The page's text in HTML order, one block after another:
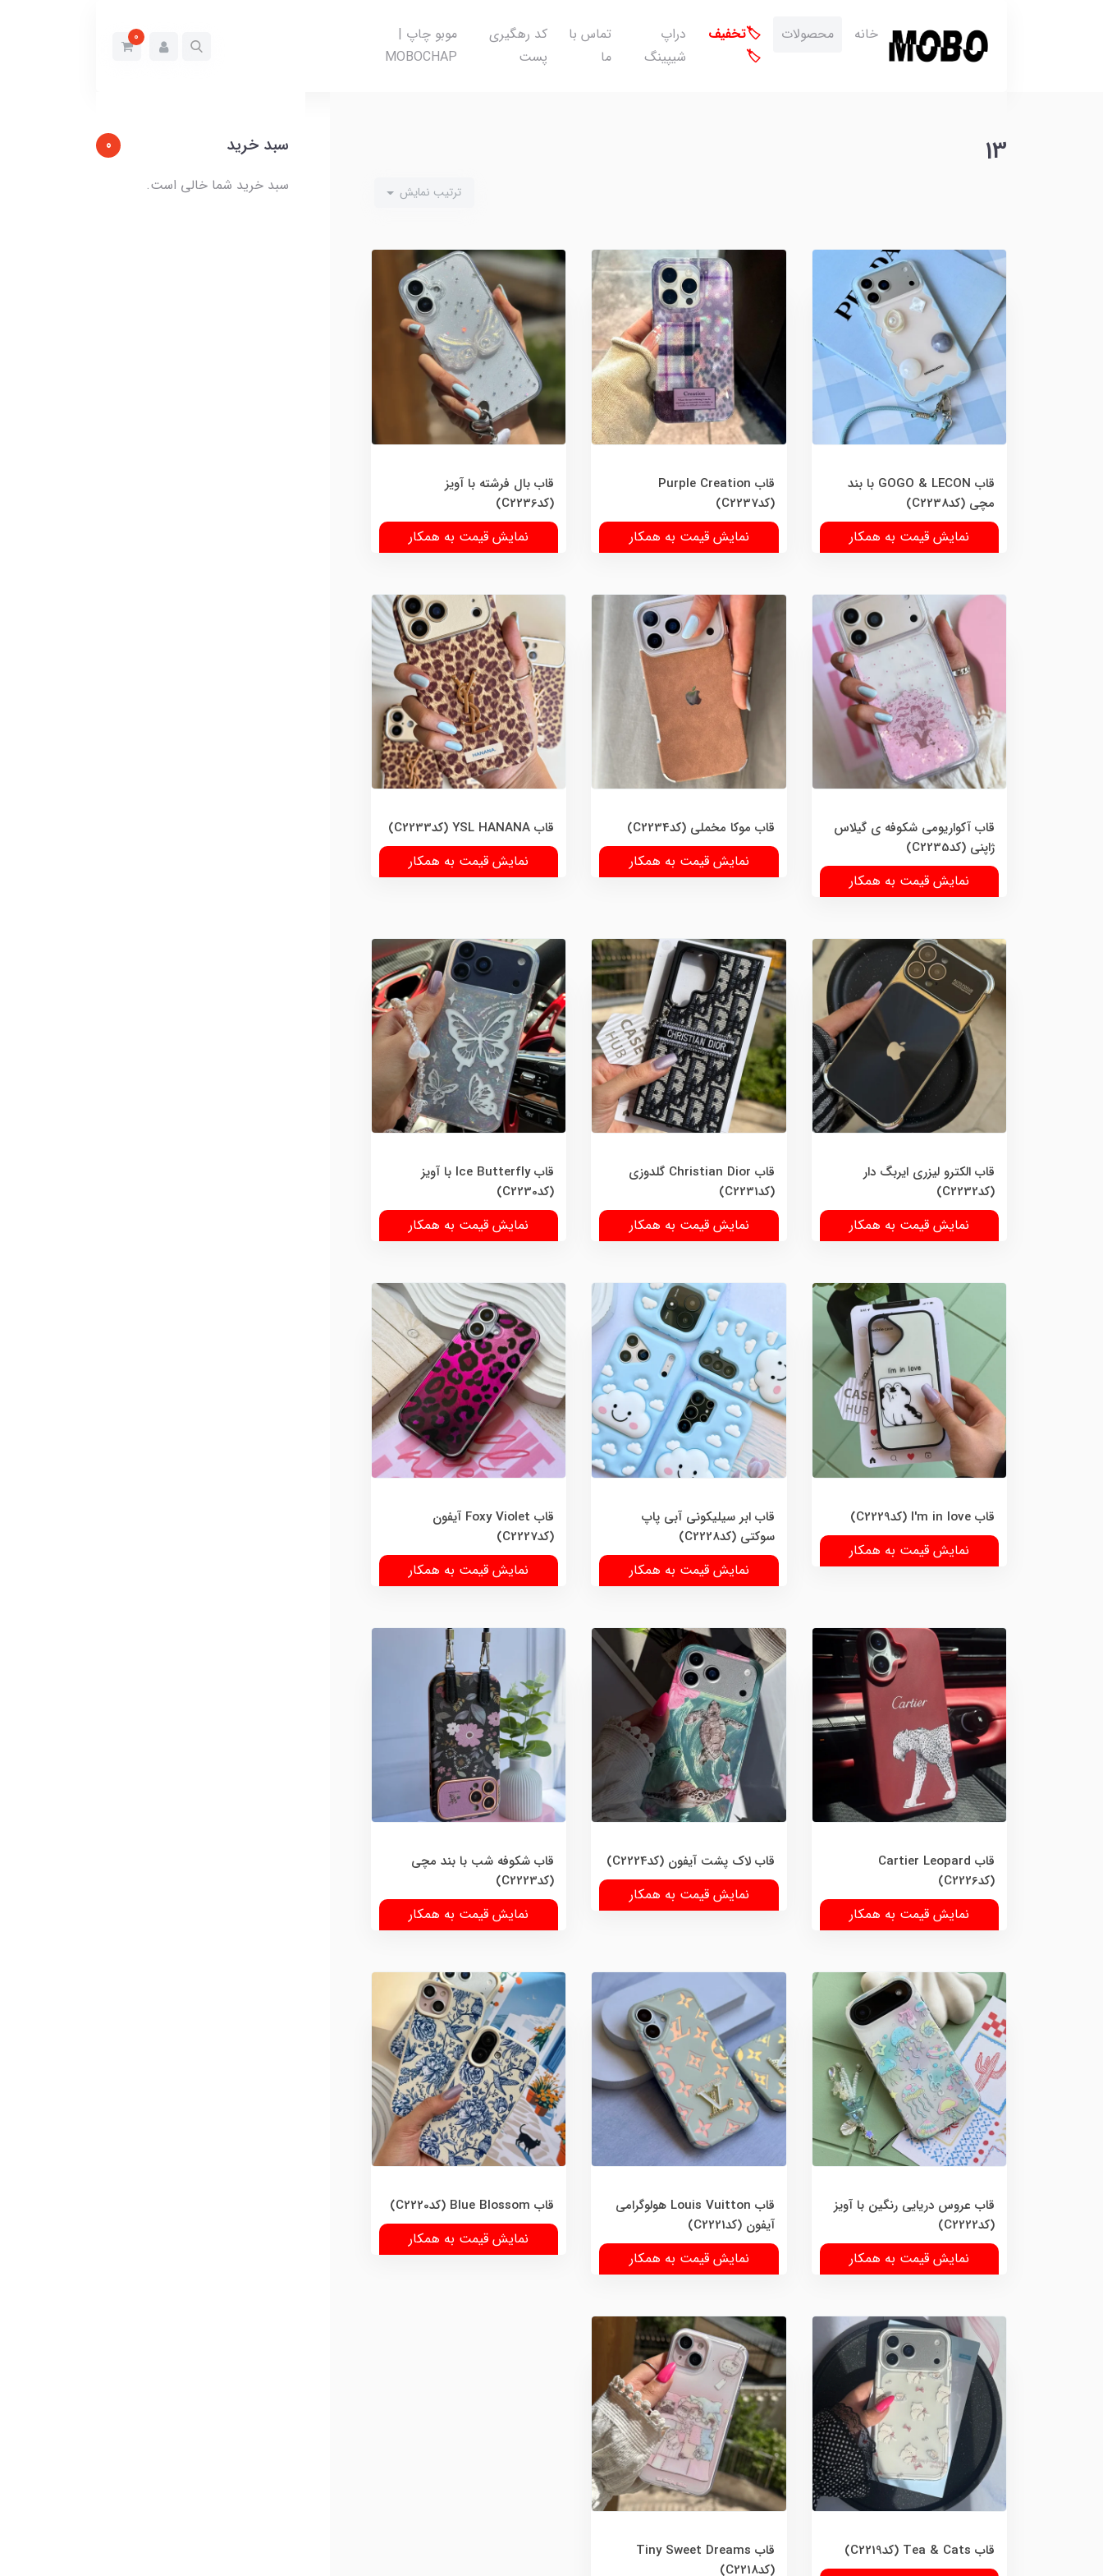
خانه محصولات
🏷️تخفیف
🏷️
دراپ
شیپینگ
تماس با
ما
کد رهگیری
پست
موبو چاپ |
MOBOCHAP
0
13
ترتیب نمایش
قاب GOGO & LECON با بند
مچی (کدC2238)
نمایش قیمت به همکار
قاب Purple Creation
(کدC2237)
نمایش قیمت به همکار
قاب بال فرشته با آویز
(کدC2236)
نمایش قیمت به همکار
قاب آکواریومی شکوفه ی گیلاس
ژاپنی (کدC2235)
نمایش قیمت به همکار
قاب موکا مخملی (کدC2234)
نمایش قیمت به همکار
قاب YSL HANANA (کدC2233)
نمایش قیمت به همکار
قاب الکترو لیزری ایربگ دار
(کدC2232)
نمایش قیمت به همکار
قاب Christian Dior گلدوزی
(کدC2231)
نمایش قیمت به همکار
قاب Ice Butterfly با آویز
(کدC2230)
نمایش قیمت به همکار
قاب I'm in love (کدC2229)
نمایش قیمت به همکار
قاب ابر سیلیکونی آبی پاپ
سوکتی (کدC2228)
نمایش قیمت به همکار
قاب Foxy Violet آیفون
(کدC2227)
نمایش قیمت به همکار
قاب Cartier Leopard
(کدC2226)
نمایش قیمت به همکار
قاب لاک پشت آیفون (کدC2224)
نمایش قیمت به همکار
قاب شکوفه شب با بند مچی
(کدC2223)
نمایش قیمت به همکار
قاب عروس دریایی رنگین با آویز
(کدC2222)
نمایش قیمت به همکار
قاب Louis Vuitton هولوگرامی
آیفون (کدC2221)
نمایش قیمت به همکار
قاب Blue Blossom (کدC2220)
نمایش قیمت به همکار
قاب Tea & Cats (کدC2219)
قاب Tiny Sweet Dreams
(کدC2218)
سبد خرید
0
سبد خرید شما خالی است.